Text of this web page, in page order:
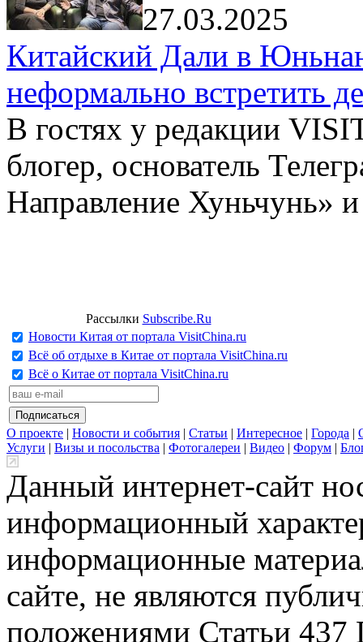
27.03.2025
Китайский Дали в
неформально встретить
В гостях у редакции
блогер, основатель
Направление Хуньчунь»
Рассылки Subscribe.Ru
Новости Китая от портала VisitChina.ru
Всё об отдыхе в Китае от портала VisitChina.ru
Всё о Китае от портала VisitChina.ru
О проекте | Новости и события | Статьи | Интересное | Города |
Услуги | Визы и посольства | Фотогалереи | Видео | Форум |
Данный интернет-сайт
информационный
информационные
сайте, не являются
положениями Статьи 437